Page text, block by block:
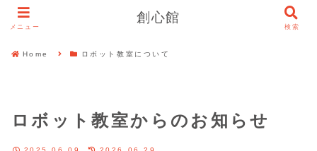
Home ロボット教室について
ロボット教室からのお知らせ
メニュー
創心館
検索